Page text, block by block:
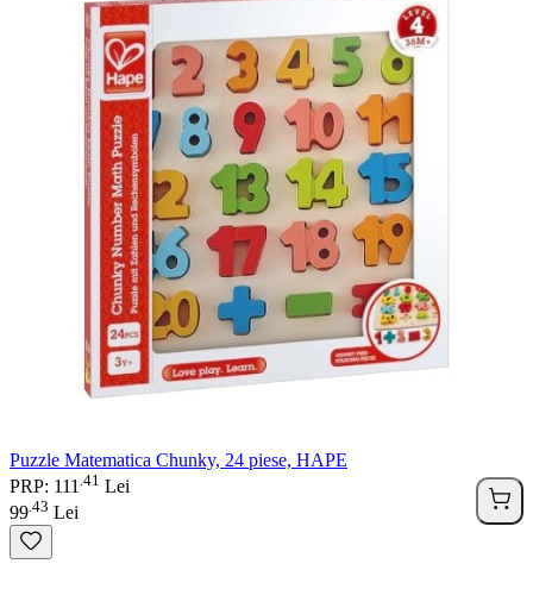
Puzzle Matematica Chunky, 24 piese, HAPE
PRP: 111 41 Lei
99 43 Lei